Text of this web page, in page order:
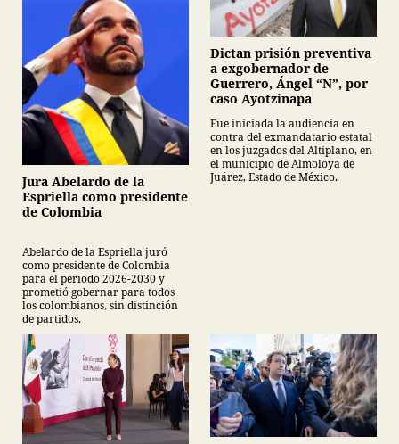
Jura Abelardo de la
Espriella como presidente
de Colombia
Abelardo de la Espriella juró
como presidente de Colombia
para el periodo 2026-2030 y
prometió gobernar para todos
los colombianos, sin distinción
de partidos.
Dictan prisión preventiva
a exgobernador de
Guerrero, Ángel “N”, por
caso Ayotzinapa
Fue iniciada la audiencia en
contra del exmandatario estatal
en los juzgados del Altiplano, en
el municipio de Almoloya de
Juárez, Estado de México.